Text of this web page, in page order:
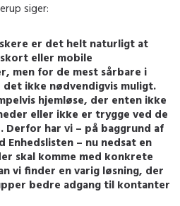
siger:
er det helt naturligt at
eller mobile
men for de mest sårbare i
det ikke nødvendigvis muligt.
hjemløse, der enten ikke
eller ikke er trygge ved de
Derfor har vi – på baggrund af
Enhedslisten – nu nedsat en
skal komme med konkrete
vi finder en varig løsning, der
bedre adgang til kontanter